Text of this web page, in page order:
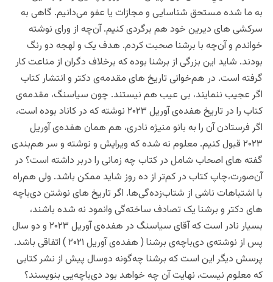
به ما شده مستحق شناسایی و مجازات یا عفو می‌دانیم. گاهی به
سرکشی های دیرین‌ خود هم برگردی کنیم. آن‌چه از ورای نوشته
خواندم و آن‌چه با برشنا صحبت کردم. هدف یک و لهجه دو رنگ
بودند. شاید این بزرگی از برشنا بوده که برخلاف دگران از مناعت کار
گرفته است. در هم‌خوانی تاریخ های مقدمه‌ی دکتر و انتشار کتاب
اگر عجیب ننمایند، بی عیب هم نیستند. چون سیاسنگ، مقدمه‌ی
کتاب را در تاریخ هفده‌ی آوریل ۲۰۲۳ نوشته که در کاناد بوده است،
اگر فرستادن آن را به بانو منیژه نادری، هم همان هفده‌ی آوریل
۲۰۲۳ قبول کنیم. معلوم نه شده که ویرایش و نوشته و سر هم‌‌بندی
گفته های اصحاب شامل در کتاب چه زمانی را دربر داشته است؟ در
آن‌صورت،‌چاپ کتاب در کم‌‌تر از ده روز شاید ممکن باشد. ولی هم‌راه
با اشتباهات ناشی از شتاب‌زده‌گی‌ها. اگر تاریخ های نوشتن دی‌باچه
های دکتر و برشنا یک تصادف ساخته‌گی وانمود نه شده باشند،
بسیار نادر است که آقای سیاسنگ در هفده‌ی آوریل ۲۰۲۳ و دو سال
پس از نوشته‌ی دی‌باچه‌ی برشنا ( هفده‌ی آوریل ۲۰۲۱ ) اتفاقی باشد.
پرسش دیگر این است که برشنا چه‌گونه دوسال پیش از نشر کتابی
که معلوم نیست، نهایت آن چه خواهد بود دی‌باچه‌یی بنویسند؟